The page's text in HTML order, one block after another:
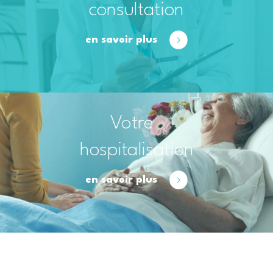
consultation
en savoir plus
Votre
hospitalisation
en savoir plus